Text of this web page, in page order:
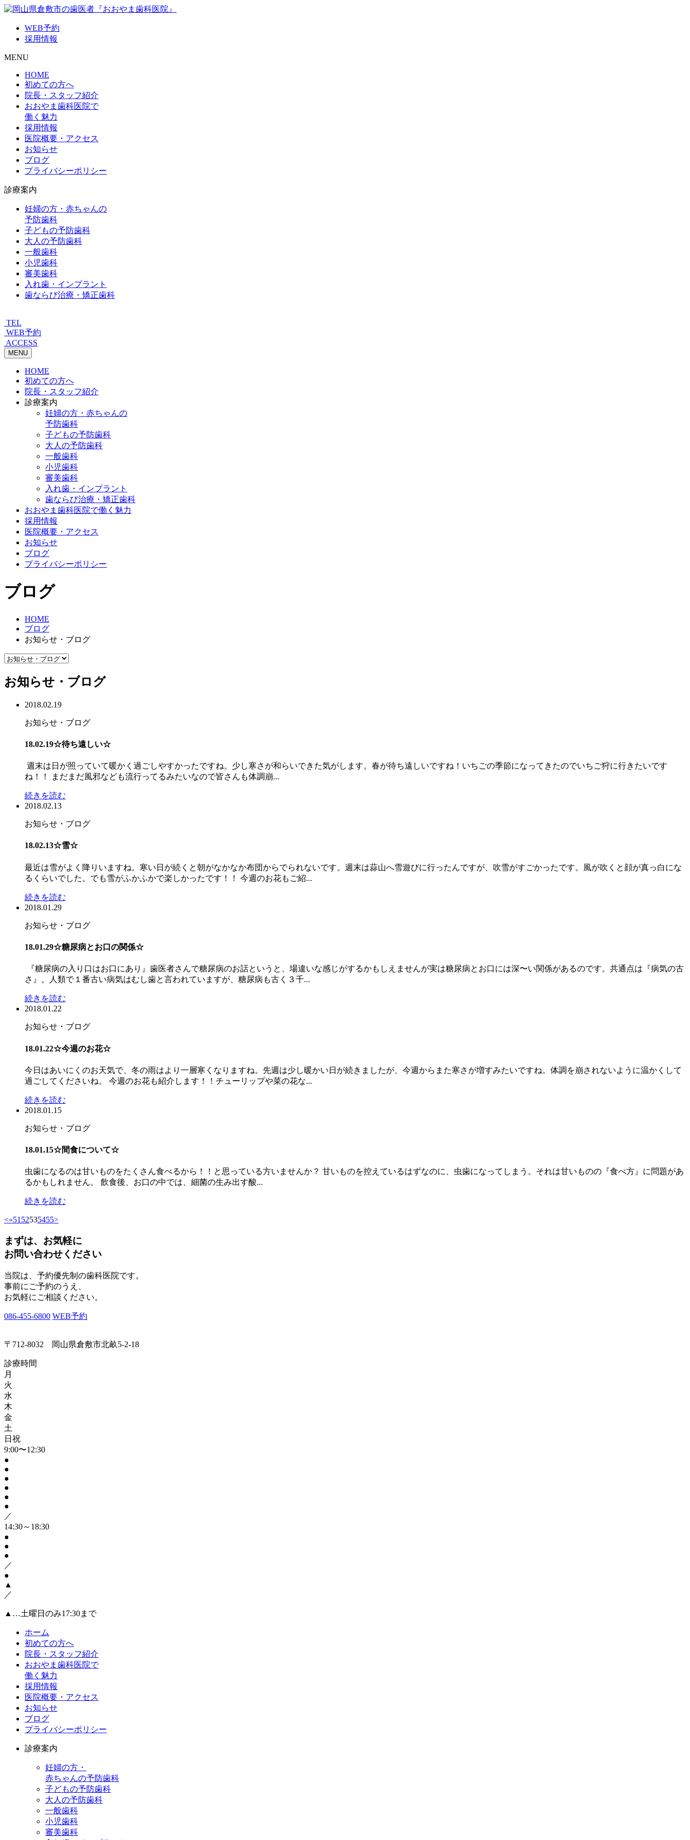
WEB予約
採用情報
MENU
HOME
初めての方へ
院長・スタッフ紹介
おおやま歯科医院で
働く魅力
採用情報
医院概要・アクセス
お知らせ
ブログ
プライバシーポリシー
診療案内
妊婦の方・赤ちゃんの
予防歯科
子どもの予防歯科
大人の予防歯科
一般歯科
小児歯科
審美歯科
入れ歯・インプラント
歯ならび治療・矯正歯科
TEL
WEB予約
ACCESS
MENU
HOME
初めての方へ
院長・スタッフ紹介
診療案内
妊婦の方・赤ちゃんの
予防歯科
子どもの予防歯科
大人の予防歯科
一般歯科
小児歯科
審美歯科
入れ歯・インプラント
歯ならび治療・矯正歯科
おおやま歯科医院で働く魅力
採用情報
医院概要・アクセス
お知らせ
ブログ
プライバシーポリシー
ブログ
HOME
ブログ
お知らせ・ブログ
お知らせ・ブログ
2018.02.19
お知らせ・ブログ
18.02.19☆待ち遠しい☆
週末は日が照っていて暖かく過ごしやすかったですね。少し寒さが和らいできた気がします。春が待ち遠しいですね！いちごの季節になってきたのでいちご狩に行きたいです
ね！！ まだまだ風邪なども流行ってるみたいなので皆さんも体調崩...
続きを読む
2018.02.13
お知らせ・ブログ
18.02.13☆雪☆
最近は雪がよく降りいますね。寒い日が続くと朝がなかなか布団からでられないです。週末は蒜山へ雪遊びに行ったんですが、吹雪がすごかったです。風が吹くと顔が真っ白にな
るくらいでした。でも雪がふかふかで楽しかったです！！ 今週のお花もご紹...
続きを読む
2018.01.29
お知らせ・ブログ
18.01.29☆糖尿病とお口の関係☆
『糖尿病の入り口はお口にあり』歯医者さんで糖尿病のお話というと、場違いな感じがするかもしえませんが実は糖尿病とお口には深〜い関係があるのです。共通点は『病気の古
さ』。人類で１番古い病気はむし歯と言われていますが、糖尿病も古く３千...
続きを読む
2018.01.22
お知らせ・ブログ
18.01.22☆今週のお花☆
今日はあいにくのお天気で、冬の雨はより一層寒くなりますね。先週は少し暖かい日が続きましたが、今週からまた寒さが増すみたいですね。体調を崩されないように温かくして
過ごしてくださいね。 今週のお花も紹介します！！チューリップや菜の花な...
続きを読む
2018.01.15
お知らせ・ブログ
18.01.15☆間食について☆
虫歯になるのは甘いものをたくさん食べるから！！と思っている方いませんか？ 甘いものを控えているはずなのに、虫歯になってしまう。それは甘いものの『食べ方』に問題があ
るかもしれません。 飲食後、お口の中では、細菌の生み出す酸...
続きを読む
<«51 52535455>
まずは、お気軽に
お問い合わせください
当院は、予約優先制の歯科医院です。
事前にご予約のうえ、
お気軽にご相談ください。
086-455-6800 WEB予約
〒712-8032 岡山県倉敷市北畝5-2-18
診療時間
月
火
水
木
金
土
日祝
9:00〜12:30
●
●
●
●
●
●
／
14:30～18:30
●
●
●
／
●
▲
／
▲ …土曜日のみ17:30まで
ホーム
初めての方へ
院長・スタッフ紹介
おおやま歯科医院で
働く魅力
採用情報
医院概要・アクセス
お知らせ
ブログ
プライバシーポリシー
診療案内
妊婦の方・
赤ちゃんの予防歯科
子どもの予防歯科
大人の予防歯科
一般歯科
小児歯科
審美歯科